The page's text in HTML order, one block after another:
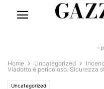
-
Home Uncategorized
Viadotto è pericoloso. Sicurezza
Uncategorized